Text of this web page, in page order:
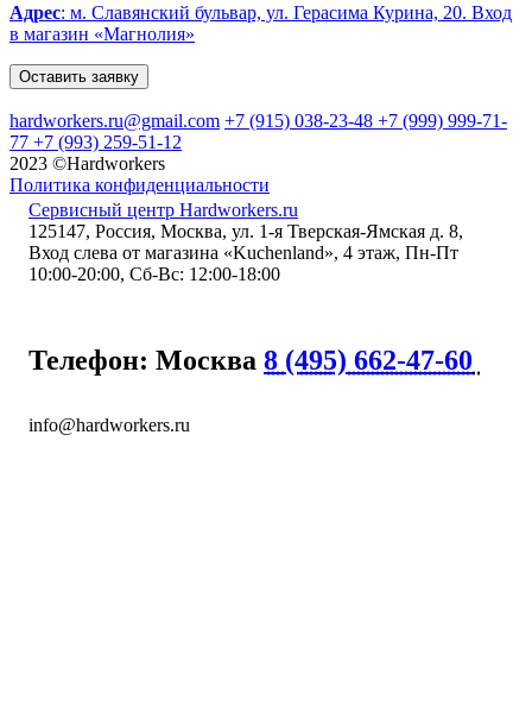
Адрес: м. Славянский бульвар, ул. Герасима Курина, 20. Вход
в магазин «Магнолия»
Оставить заявку
hardworkers.ru@gmail.com +7 (915) 038-23-48 +7 (999) 999-71-
77 +7 (993) 259-51-12
2023 ©Hardworkers
Политика конфиденциальности
Сервисный центр Hardworkers.ru
125147, Россия, Москва, ул. 1-я Тверская-Ямская д. 8,
Вход слева от магазина «Kuchenland», 4 этаж, Пн-Пт
10:00-20:00, Сб-Вс: 12:00-18:00
Телефон: Москва 8 (495) 662-47-60
info@hardworkers.ru